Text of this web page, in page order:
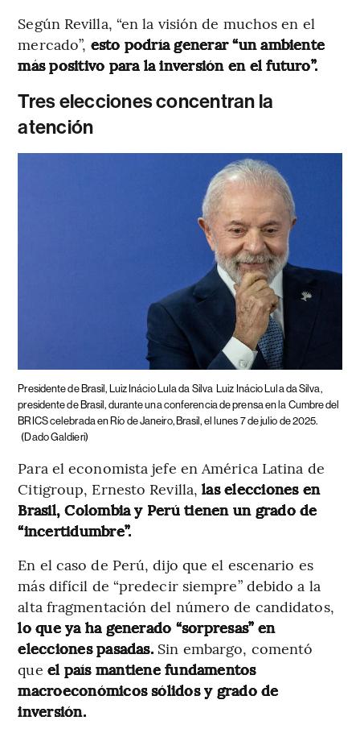
Según Revilla, “en la visión de muchos en el
mercado”, esto podría generar “un ambiente
más positivo para la inversión en el futuro”.
Tres elecciones concentran la
atención
Presidente de Brasil, Luiz Inácio Lula da Silva Luiz Inácio Lula da Silva,
presidente de Brasil, durante una conferencia de prensa en la Cumbre del
BRICS celebrada en Río de Janeiro, Brasil, el lunes 7 de julio de 2025.
(Dado Galdieri)
Para el economista jefe en América Latina de
Citigroup, Ernesto Revilla,las elecciones en
Brasil, Colombia y Perú tienen un grado de
“incertidumbre”.
En el caso de Perú, dijo que el escenario es
más difícil de “predecir siempre” debido a la
alta fragmentación del número de candidatos,
lo que ya ha generado “sorpresas” en
elecciones pasadas. Sin embargo, comentó
que el país mantiene fundamentos
macroeconómicos sólidos y grado de
inversión.